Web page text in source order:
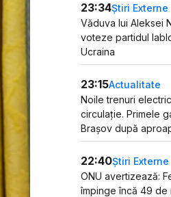
23:34Știri Externe
Văduva lui Aleksei
voteze partidul
Ucraina
23:15Actualitate
Noile trenuri
circulație. Primele
Brașov după
22:40Știri Externe
ONU avertizează:
împinge încă 49 de